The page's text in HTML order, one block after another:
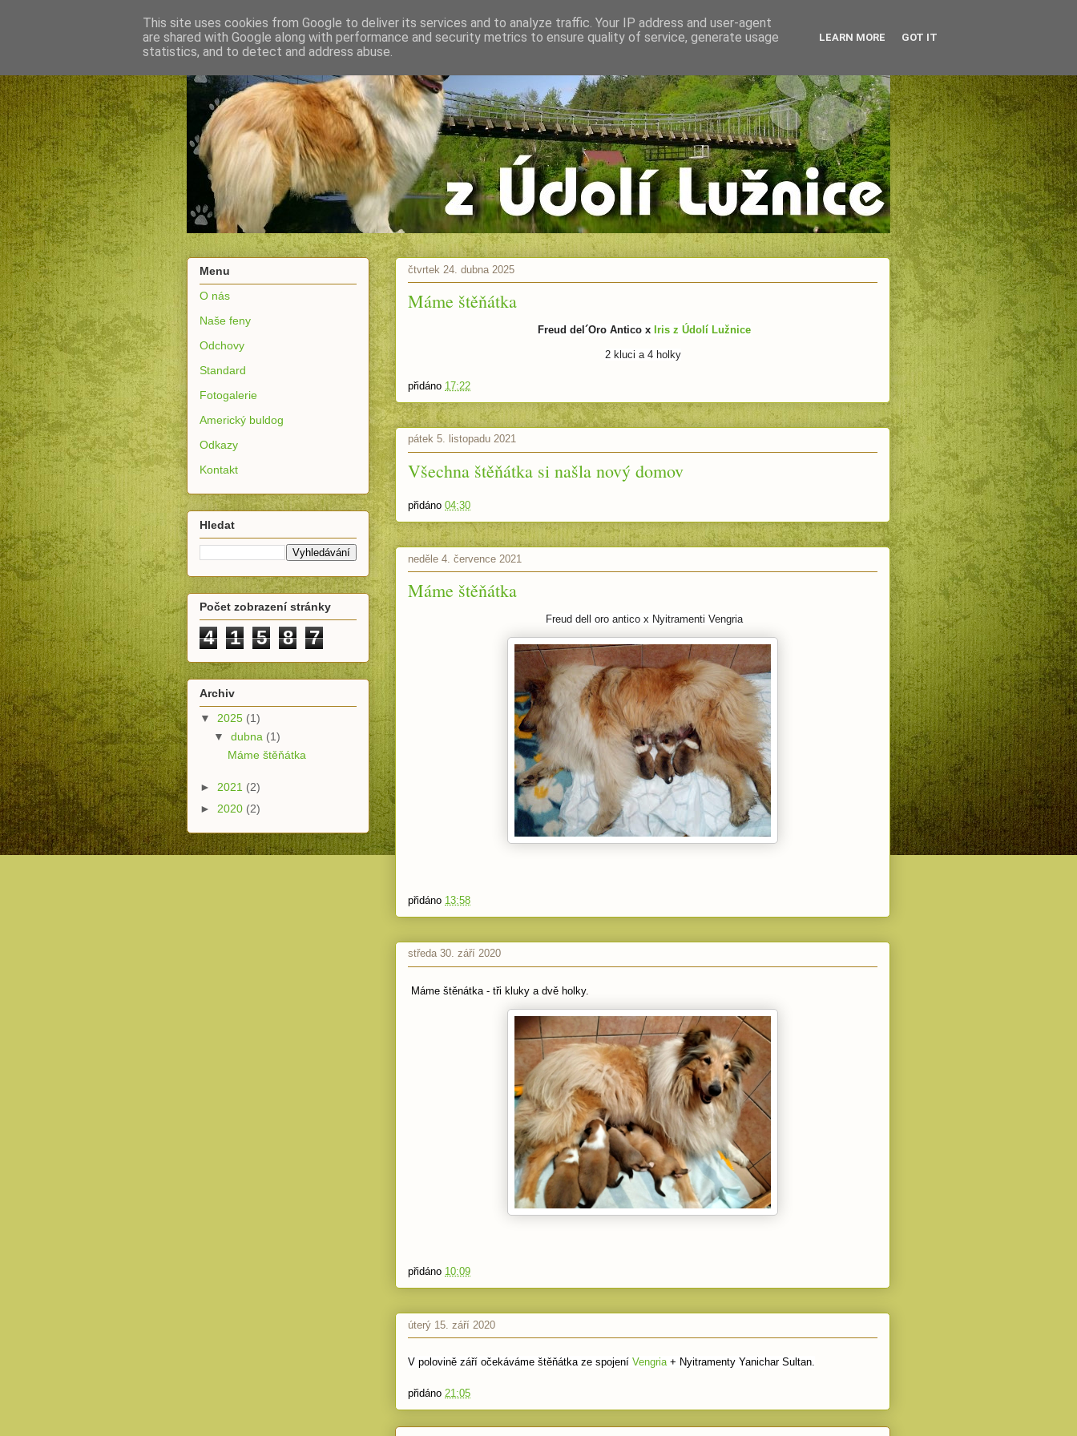
čtvrtek 24. dubna 2025
Máme štěňátka
Freud del´Oro Antico x Iris z Údolí Lužnice
2 kluci a 4 holky
přidáno 17:22
pátek 5. listopadu 2021
Všechna štěňátka si našla nový domov
přidáno 04:30
neděle 4. července 2021
Máme štěňátka
Freud dell oro antico x Nyitramenti Vengria
přidáno 13:58
středa 30. září 2020
Máme štěnátka - tři kluky a dvě holky.
přidáno 10:09
úterý 15. září 2020
V polovině září očekáváme štěňátka ze spojení Vengria+ Nyitramenty Yanichar Sultan.
přidáno 21:05
Menu
O nás
Naše feny
Odchovy
Standard
Fotogalerie
Americký buldog
Odkazy
Kontakt
Hledat
Počet zobrazení stránky
4 1 5 8 7
Archiv
▼ 2025 (1)
▼ dubna (1)
Máme štěňátka
► 2021 (2)
► 2020 (2)
This site uses cookies from Google to deliver its services and to analyze traffic. Your IP address and user-agent
are shared with Google along with performance and security metrics to ensure quality of service, generate usage
statistics, and to detect and address abuse.
LEARN MORE GOT IT